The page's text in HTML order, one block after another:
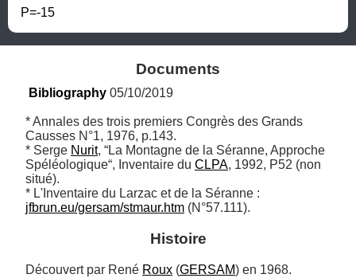
P=-15
Documents
Bibliography 05/10/2019
* Annales des trois premiers Congrès des Grands
Causses N°1, 1976, p.143.
* Serge Nurit, “La Montagne de la Séranne, Approche
Spéléologique“, Inventaire du CLPA, 1992, P52 (non
situé).
jfbrun.eu/gersam/stmaur.htm (N°57.111).
Histoire
Découvert par René Roux (GERSAM) en 1968.